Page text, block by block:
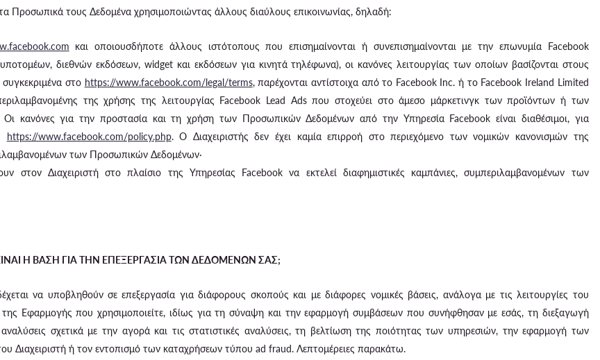
Προσωπικά τους Δεδομένα χρησιμοποιώντας άλλους διαύλους επικοινωνίας, δηλαδή:
και οποιουσδήποτε άλλους ιστότοπους που επισημαίνονται ή συνεπισημαίνονται με την επωνυμία Facebook
διεθνών εκδόσεων, widget και εκδόσεων για κινητά τηλέφωνα), οι κανόνες λειτουργίας των οποίων βασίζονται στους
συγκεκριμένα στο https://www.facebook.com/legal/terms, παρέχονται αντίστοιχα από το Facebook Inc. ή το Facebook Ireland Limited
της χρήσης της λειτουργίας Facebook Lead Ads που στοχεύει στο άμεσο μάρκετινγκ των προϊόντων ή των
Οι κανόνες για την προστασία και τη χρήση των Προσωπικών Δεδομένων από την Υπηρεσία Facebook είναι διαθέσιμοι, για
https://www.facebook.com/policy.php. Ο Διαχειριστής δεν έχει καμία επιρροή στο περιεχόμενο των νομικών κανονισμών της
των Προσωπικών Δεδομένων·
στον Διαχειριστή στο πλαίσιο της Υπηρεσίας Facebook να εκτελεί διαφημιστικές καμπάνιες, συμπεριλαμβανομένων των
Η ΒΑΣΗ ΓΙΑ ΤΗΝ ΕΠΕΞΕΡΓΑΣΙΑ ΤΩΝ ΔΕΔΟΜΕΝΩΝ ΣΑΣ;
να υποβληθούν σε επεξεργασία για διάφορους σκοπούς και με διάφορες νομικές βάσεις, ανάλογα με τις λειτουργίες του
της Εφαρμογής που χρησιμοποιείτε, ιδίως για τη σύναψη και την εφαρμογή συμβάσεων που συνήφθησαν με εσάς, τη διεξαγωγή
σχετικά με την αγορά και τις στατιστικές αναλύσεις, τη βελτίωση της ποιότητας των υπηρεσιών, την εφαρμογή των
Διαχειριστή ή τον εντοπισμό των καταχρήσεων τύπου ad fraud. Λεπτομέρειες παρακάτω.